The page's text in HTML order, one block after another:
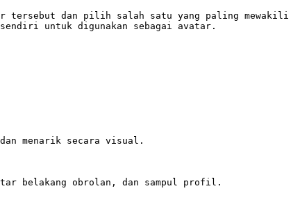
tersebut dan pilih salah satu yang paling mewakili
sendiri untuk digunakan sebagai avatar.
menarik secara visual.
belakang obrolan, dan sampul profil.